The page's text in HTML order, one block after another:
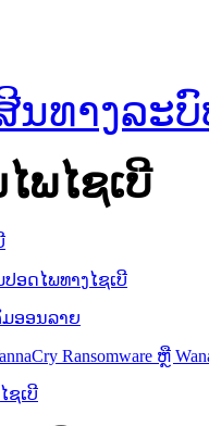
ນທາງລະ
ພໄຊເບີ
ອດໄພທາງໄຊເບີ
ອອນລາຍ
Ransomware ຫຼື
ຊເບີ